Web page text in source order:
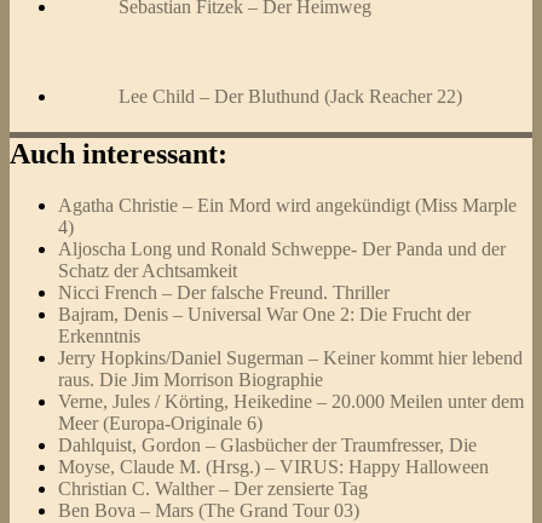
Sebastian Fitzek – Der Heimweg
Lee Child – Der Bluthund (Jack Reacher 22)
Auch interessant:
Agatha Christie – Ein Mord wird angekündigt (Miss Marple
4)
Aljoscha Long und Ronald Schweppe- Der Panda und der
Schatz der Achtsamkeit
Nicci French – Der falsche Freund. Thriller
Bajram, Denis – Universal War One 2: Die Frucht der
Erkenntnis
Jerry Hopkins/Daniel Sugerman – Keiner kommt hier lebend
raus. Die Jim Morrison Biographie
Verne, Jules / Körting, Heikedine – 20.000 Meilen unter dem
Meer (Europa-Originale 6)
Dahlquist, Gordon – Glasbücher der Traumfresser, Die
Moyse, Claude M. (Hrsg.) – VIRUS: Happy Halloween
Christian C. Walther – Der zensierte Tag
Ben Bova – Mars (The Grand Tour 03)